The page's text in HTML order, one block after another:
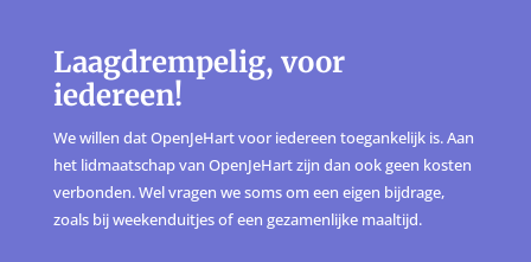
Laagdrempelig, voor
iedereen!
We willen dat OpenJeHart voor iedereen toegankelijk is. Aan
het lidmaatschap van OpenJeHart zijn dan ook geen kosten
verbonden. Wel vragen we soms om een eigen bijdrage,
zoals bij weekenduitjes of een gezamenlijke maaltijd.